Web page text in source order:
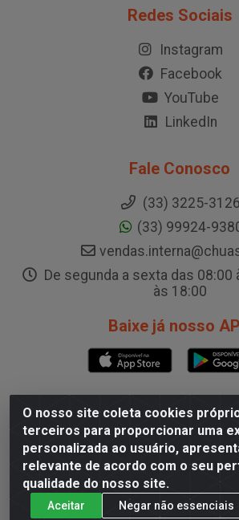
O nosso site coleta cookies
terceiros para proporcionar uma
personalizada ao usuário,
relevante de acordo com o seu
qualidade do nosso site.
Aceitar Negar não essenciais
Redes Sociais
Instagram
Facebook
YouTube
LinkedIn
Fale Conosco
(33) 3225-3126
(33) 99924-
De segunda a sexta das 08:00
às 18:00
Baixe já nosso
CD Governador
Rua A, 200, Galpão B - Capim,
Valadares/MG - CEP
CNPJ 19.199.702/